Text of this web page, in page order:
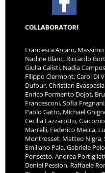
COLLABORATORI
Francesca Arcaro,
Nadine Blanc, Riccardo
Giulia Calisti, Nadia
Filippo Clermont, Carol Di
Dufour, Christian
Enrico Formento Dojot,
Francesconi, Sofia
Paolo Gatto, Michael
Cecilia Lazzarotto,
Marrelli, Federico Mecca,
Montrosset, Matteo Nigra,
Emiliano Pala, Gabriele
Ponsetto, Andrea
Deniel Pession, Raffaele